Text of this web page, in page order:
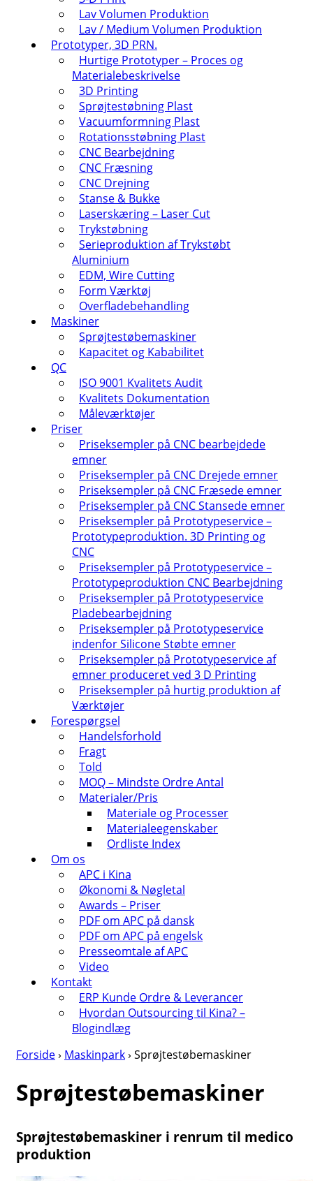
Lav Volumen Produktion
Lav / Medium Volumen Produktion
Prototyper, 3D PRN.
Hurtige Prototyper – Proces og
Materialebeskrivelse
3D Printing
Sprøjtestøbning Plast
Vacuumformning Plast
Rotationsstøbning Plast
CNC Bearbejdning
CNC Fræsning
CNC Drejning
Stanse & Bukke
Laserskæring – Laser Cut
Trykstøbning
Serieproduktion af Trykstøbt
Aluminium
EDM, Wire Cutting
Form Værktøj
Overfladebehandling
Maskiner
Sprøjtestøbemaskiner
Kapacitet og Kababilitet
QC
ISO 9001 Kvalitets Audit
Kvalitets Dokumentation
Måleværktøjer
Priser
Priseksempler på CNC bearbejdede
emner
Priseksempler på CNC Drejede emner
Priseksempler på CNC Fræsede emner
Priseksempler på CNC Stansede emner
Priseksempler på Prototypeservice –
Prototypeproduktion. 3D Printing og
CNC
Priseksempler på Prototypeservice –
Prototypeproduktion CNC Bearbejdning
Priseksempler på Prototypeservice
Pladebearbejdning
Priseksempler på Prototypeservice
indenfor Silicone Støbte emner
Priseksempler på Prototypeservice af
emner produceret ved 3 D Printing
Priseksempler på hurtig produktion af
Værktøjer
Forespørgsel
Handelsforhold
Fragt
Told
MOQ – Mindste Ordre Antal
Materialer/Pris
Materiale og Processer
Materialeegenskaber
Ordliste Index
Om os
APC i Kina
Økonomi & Nøgletal
Awards – Priser
PDF om APC på dansk
PDF om APC på engelsk
Presseomtale af APC
Video
Kontakt
ERP Kunde Ordre & Leverancer
Hvordan Outsourcing til Kina? –
Blogindlæg
Forside› Maskinpark› Sprøjtestøbemaskiner
Sprøjtestøbemaskiner
Sprøjtestøbemaskiner i renrum til medico
produktion